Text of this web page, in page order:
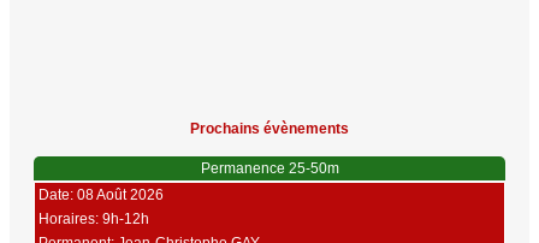
Prochains évènements
Permanence 25-50m
Date: 08 Août 2026
Horaires: 9h-12h